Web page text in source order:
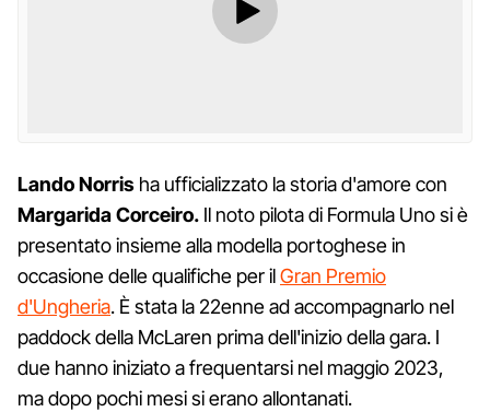
Lando Norris ha ufficializzato la storia d'amore con
Margarida Corceiro. Il noto pilota di Formula Uno si è
presentato insieme alla modella portoghese in
occasione delle qualifiche per ilGran Premio
d'Ungheria. È stata la 22enne ad accompagnarlo nel
paddock della McLaren prima dell'inizio della gara. I
due hanno iniziato a frequentarsi nel maggio 2023,
ma dopo pochi mesi si erano allontanati.